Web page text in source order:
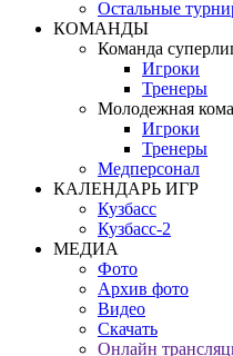
Остальные
КОМАНДЫ
Команда
Игроки
Тренеры
Молодежная
Игроки
Тренеры
Медперсонал
КАЛЕНДАРЬ ИГР
Кузбасс
Кузбасс-2
МЕДИА
Фото
Архив фото
Видео
Скачать
Онлайн